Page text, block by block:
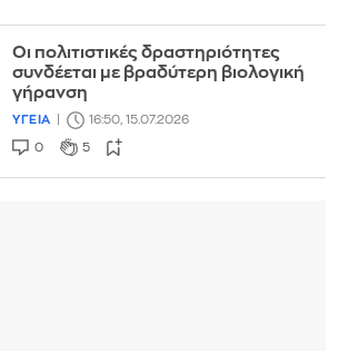
Oι πολιτιστικές δραστηριότητες
συνδέεται με βραδύτερη βιολογική
γήρανση
ΥΓΕΙΑ 16:50, 15.07.2026
0 5